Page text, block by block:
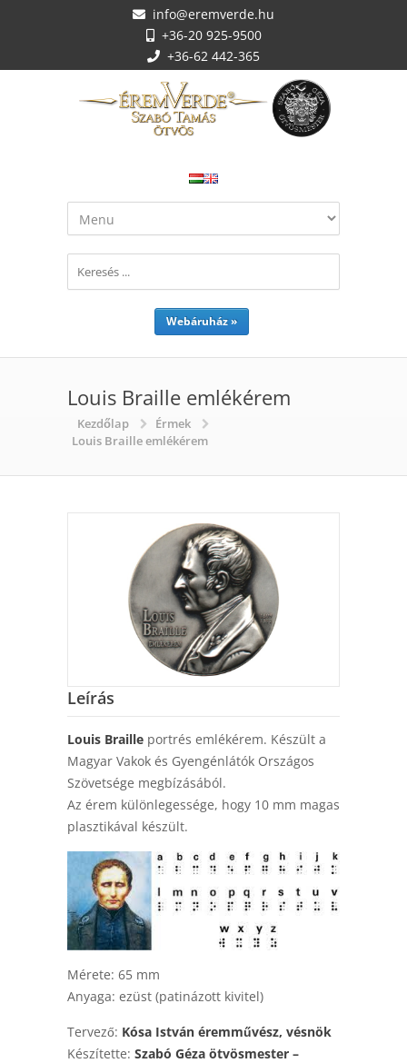
info@eremverde.hu
+36-20 925-9500
+36-62 442-365
Webáruház »
Louis Braille emlékérem
Kezdőlap
Érmek
Louis Braille emlékérem
Leírás
Louis Braille portrés emlékérem. Készült a
Magyar Vakok és Gyengénlátók Országos
Szövetsége megbízásából.
Az érem különlegessége, hogy 10 mm magas
plasztikával készült.
Mérete: 65 mm
Anyaga: ezüst (patinázott kivitel)
Tervező: Kósa István éremművész, vésnök
Készítette: Szabó Géza ötvösmester –